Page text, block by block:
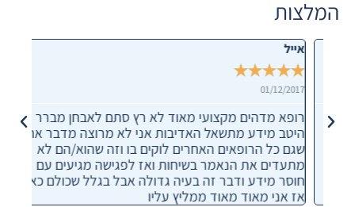
המלצות
אייל
★
★
★
★
01/12/2017
רופא מדהים מקצועי מאוד לא רץ סתם לאבחן מברר
היטב מידע מתשאל האדיבות אני לא מרוצה מדבר אחד
שגם כל הרופאים האחרים לוקים בו וזה שהוא/הם לא
מתעדים את הנאמר בשיחות ואז לפגישה מגיעים עם
חוסר מידע ודבר זה בעיה גדולה אבל בגלל שכולם כאלו
אז אני מאוד מאוד ממליץ עליו
לקח